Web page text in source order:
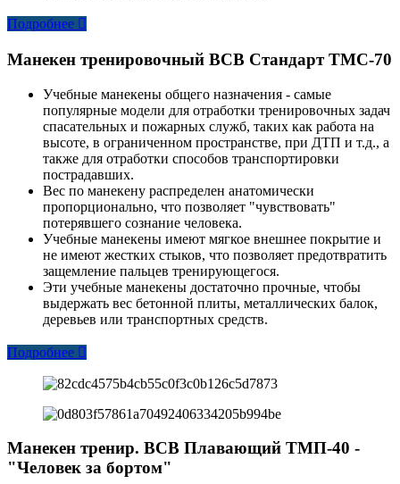
Подробнее
Манекен тренировочный ВСВ Стандарт ТМС-70
Учебные манекены общего назначения - самые
популярные модели для отработки тренировочных задач
спасательных и пожарных служб, таких как работа на
высоте, в ограниченном пространстве, при ДТП и т.д., а
также для отработки способов транспортировки
пострадавших.
Вес по манекену распределен анатомически
пропорционально, что позволяет "чувствовать"
потерявшего сознание человека.
Учебные манекены имеют мягкое внешнее покрытие и
не имеют жестких стыков, что позволяет предотвратить
защемление пальцев тренирующегося.
Эти учебные манекены достаточно прочные, чтобы
выдержать вес бетонной плиты, металлических балок,
деревьев или транспортных средств.
Подробнее
Манекен тренир. ВСВ Плавающий ТМП-40 -
"Человек за бортом"